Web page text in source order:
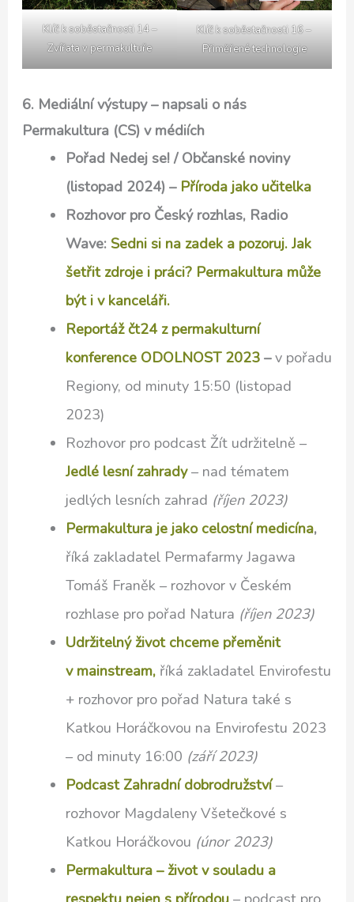
Klíč k soběstačnosti 14 –
Zvířata v permakultuře
Klíč k soběstačnosti 16 –
Přiměřené technologie
6. Mediální výstupy – napsali o nás
Permakultura (CS) v médiích
Pořad Nedej se! / Občanské noviny
(listopad 2024) – Příroda jako učitelka
Rozhovor pro Český rozhlas, Radio
Wave: Sedni si na zadek a pozoruj. Jak
šetřit zdroje i práci? Permakultura může
být i v kanceláři.
Reportáž čt24 z permakulturní
konference ODOLNOST 2023–v pořadu
Regiony, od minuty 15:50 (listopad
2023)
Rozhovor pro podcast Žít udržitelně –
Jedlé lesní zahrady– nad tématem
jedlých lesních zahrad (říjen 2023)
Permakultura je jako celostní medicína,
říká zakladatel Permafarmy Jagawa
Tomáš Franěk – rozhovor v Českém
rozhlase pro pořad Natura (říjen 2023)
Udržitelný život chceme přeměnit
v mainstream,říká zakladatel Envirofestu
+ rozhovor pro pořad Natura také s
Katkou Horáčkovou na Envirofestu 2023
– od minuty 16:00 (září 2023)
Podcast Zahradní dobrodružství–
rozhovor Magdaleny Všetečkové s
Katkou Horáčkovou (únor 2023)
Permakultura – život v souladu a